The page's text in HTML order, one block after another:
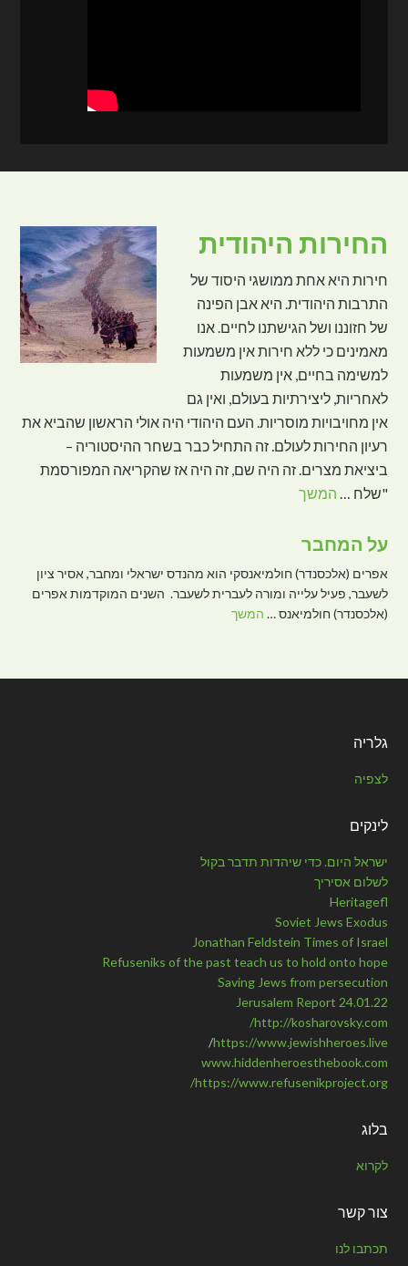
החירות היהודית
חירות היא אחת ממושגי היסוד של
התרבות היהודית. היא אבן הפינה
של חזוננו ושל הגישתנו לחיים. אנו
מאמינים כי ללא חירות אין משמעות
למשימה בחיים, אין משמעות
לאחריות, ליצירתיות בעולם, ואין גם
אין מחויבויות מוסריות. העם היהודי היה אולי הראשון שהביא את
רעיון החירות לעולם. זה התחיל כבר בשחר ההיסטוריה –
ביציאת מצרים. זה היה שם, זה היה אז שהקריאה המפורסמת
"שלח …
המשך
על המחבר
אפרים (אלכסנדר) חולמיאנסקי הוא מהנדס ישראלי ומחבר, אסיר ציון
לשעבר, פעיל עלייה ומורה לעברית לשעבר. השנים המוקדמות אפרים
(אלכסנדר) חולמיאנס …המשך
גלריה
לצפיה
לינקים
ישראל היום. כדי שיהדות תדבר בקול
לשלום אסיריך
Heritagefl
Soviet Jews Exodus
Jonathan Feldstein Times of Israel
Refuseniks of the past teach us to hold onto hope
Saving Jews from persecution
Jerusalem Report 24.01.22
http://kosharovsky.com/
https://www.jewishheroes.live
/
www.hiddenheroesthebook.com
https://www.refusenikproject.org/
בלוג
לקרוא
צור קשר
תכתבו לנו